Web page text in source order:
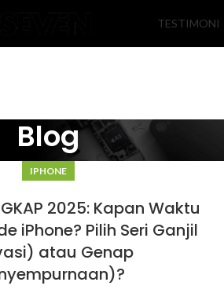
TESTIMONI
Blog
IPHONE
2025: Kapan Waktu
iPhone? Pilih Seri Ganjil
atau Genap